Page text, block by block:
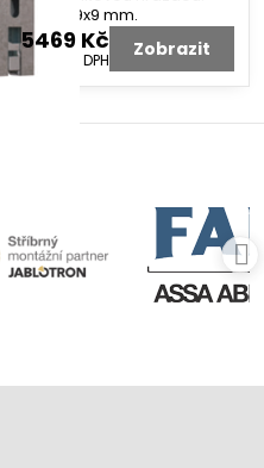
9x9 mm.
5469 Kč
4520 Kč bez DPH Zobrazit